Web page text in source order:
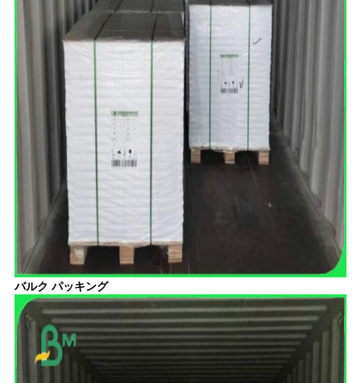
バルク パッキング